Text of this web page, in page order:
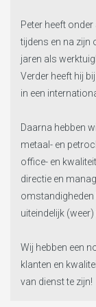
Peter heeft
tijdens en na zijn
jaren als
Verder heeft hij
in een
Daarna hebben
metaal- en
office- en
directie en
omstandigheden
uiteindelijk
Wij hebben een
klanten en
van dienst te zijn!